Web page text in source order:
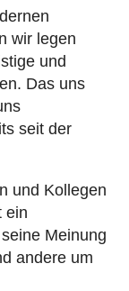
wir legen
und
Das uns
seit der
und Kollegen
ein
Meinung
andere um